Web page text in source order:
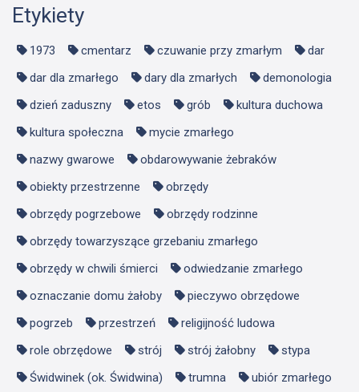
Etykiety
1973 cmentarz czuwanie przy zmarłym
dar
dar dla zmarłego
dary dla zmarłych
demonologia
dzień zaduszny
etos grób
kultura duchowa
kultura społeczna
mycie zmarłego
nazwy gwarowe
obdarowywanie żebraków
obiekty przestrzenne
obrzędy
obrzędy pogrzebowe
obrzędy rodzinne
obrzędy towarzyszące grzebaniu zmarłego
obrzędy w chwili śmierci
odwiedzanie zmarłego
oznaczanie domu żałoby
pieczywo obrzędowe
pogrzeb
przestrzeń
religijność ludowa
role obrzędowe
strój strój żałobny
stypa
Świdwinek (ok. Świdwina)
trumna
ubiór zmarłego